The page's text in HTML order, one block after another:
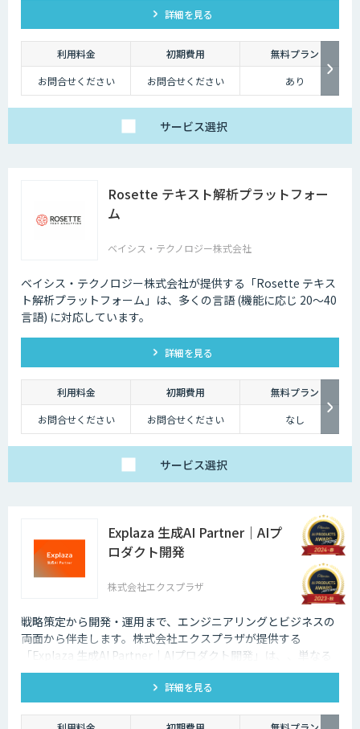
チャットボットを導入することで得られる最大のメリットは、24時間365
日対応できるという点です。スマートフォンの普及に伴い、ユーザーはい
つでもインターネット検索を行えるようになりました。そのため現在は、
深夜に「この商品についてもっと詳しく知りたい」と思い立つケースも少
なくないのです。
そのような場合に、チャットボットを設置しておけば、ユーザーの疑問を
解消することができるため、顧客満足度向上にもつなげていくことができ
ます。低コストで問い合わせ対応の環境を整えられるという点は大きなメ
ユーザーから似たような問い合わせが頻繁に寄せられることは決して珍し
くありません。その質問に毎回担当者が回答していくのは、決して効率的
とはいえないでしょう。その点、チャットボットであれば問い合わせ対応
・気軽に問い合わせできる
問い合わせの窓口が電話やメールのみの場合、問い合わせというアクショ
ンを面倒に感じてしまい、離脱してしまうユーザーも少なくありません。
その点、チャットボットであれば普段の友人とのチャットと同じ感覚で質
問することができます。また、「相手がロボット」という認識があるた
め、ユーザーもより気軽に問い合わせを行うことができるのです。
チャットボットは多種多様な業界で導入されており、様々なメリットをも
たらす存在です。近年は人手不足が深刻化しているため、多くの企業にと
ってチャットボットを活用して業務効率化するべく導入が進んでおりま
す。
詳細を見る
利用料金 初期費用
無料プラン
お問合せください
お問合せください あり
サービス選択
Rosette テキスト解析プラットフォー
ム
ベイシス・テクノロジー株式会社
ベイシス・テクノロジー株式会社が提供する「Rosette テキス
ト解析プラットフォーム」は、多くの言語 (機能に応じ 20～40
言語) に対応しています。
詳細を見る
利用料金 初期費用
無料プラン
お問合せください
お問合せください なし
サービス選択
Explaza 生成AI Partner｜AIプ
ロダクト開発
株式会社エクスプラザ
戦略策定から開発・運用まで、エンジニアリングとビジネスの
両面から伴走します。株式会社エクスプラザが提供する
「Explaza 生成AI Partner｜AIプロダクト開発」は、、単なる
PoC（実証実験）にとどまらず、本番環境での運用を見据えた
高品質・安心なAIプロダクトを開発します。エンタープライズ
レベルのセキュリティと、迅速な実装力で、貴社のAXを具現化
します。
詳細を見る